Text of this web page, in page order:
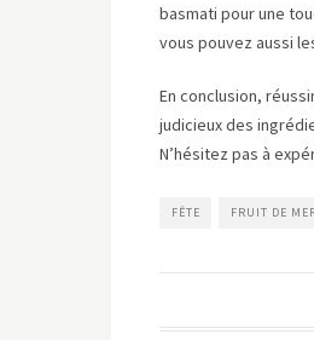
basmati pour une
vous pouvez aussi
En conclusion,
judicieux des
N’hésitez pas à
FÊTE FRUIT DE